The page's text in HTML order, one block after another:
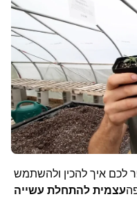
לכם איך להכין ולהשתמש
להתחלת עשייה עצמית